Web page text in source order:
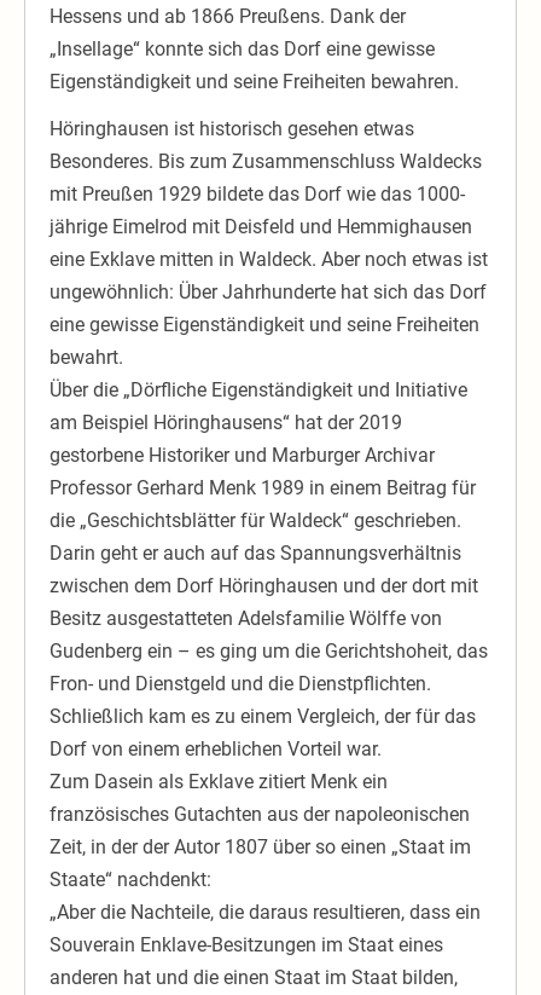
Hessens und ab 1866 Preußens. Dank der
„Insellage“ konnte sich das Dorf eine gewisse
Eigenständigkeit und seine Freiheiten bewahren.
Höringhausen ist historisch gesehen etwas
Besonderes. Bis zum Zusammenschluss Waldecks
mit Preußen 1929 bildete das Dorf wie das 1000-
jährige Eimelrod mit Deisfeld und Hemmighausen
eine Exklave mitten in Waldeck. Aber noch etwas ist
ungewöhnlich: Über Jahrhunderte hat sich das Dorf
eine gewisse Eigenständigkeit und seine Freiheiten
bewahrt.
Über die „Dörfliche Eigenständigkeit und Initiative
am Beispiel Höringhausens“ hat der 2019
gestorbene Historiker und Marburger Archivar
Professor Gerhard Menk 1989 in einem Beitrag für
die „Geschichtsblätter für Waldeck“ geschrieben.
Darin geht er auch auf das Spannungsverhältnis
zwischen dem Dorf Höringhausen und der dort mit
Besitz ausgestatteten Adelsfamilie Wölffe von
Gudenberg ein – es ging um die Gerichtshoheit, das
Fron- und Dienstgeld und die Dienstpflichten.
Schließlich kam es zu einem Vergleich, der für das
Dorf von einem erheblichen Vorteil war.
Zum Dasein als Exklave zitiert Menk ein
französisches Gutachten aus der napoleonischen
Zeit, in der der Autor 1807 über so einen „Staat im
Staate“ nachdenkt:
„Aber die Nachteile, die daraus resultieren, dass ein
Souverain Enklave-Besitzungen im Staat eines
anderen hat und die einen Staat im Staat bilden,